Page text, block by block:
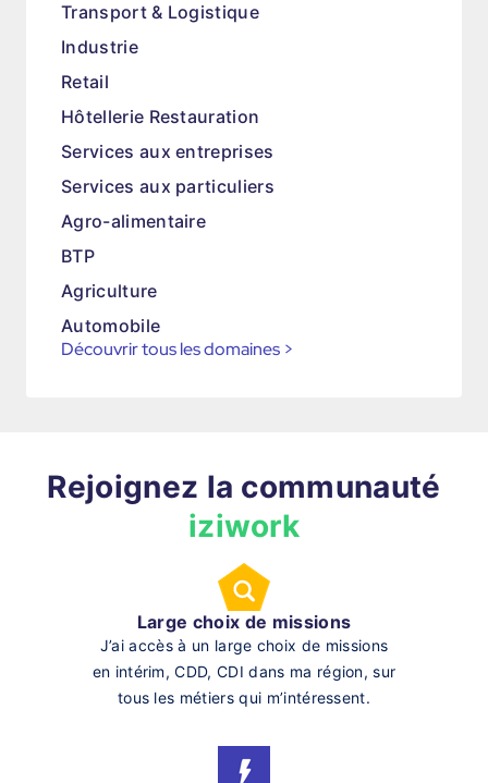
Transport & Logistique
Industrie
Retail
Hôtellerie Restauration
Services aux entreprises
Services aux particuliers
Agro-alimentaire
BTP
Agriculture
Automobile
Découvrir tous les domaines >
Rejoignez la communauté
iziwork
Large choix de missions
J’ai accès à un large choix de missions
en intérim, CDD, CDI dans ma région, sur
tous les métiers qui m’intéressent.